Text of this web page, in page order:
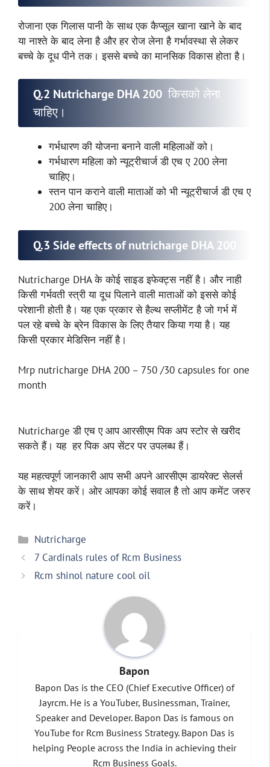
रोजाना एक गिलास पानी के साथ एक कैप्सूल खाना खाने के बाद
या नाश्ते के बाद लेना है और हर रोज लेना है गर्भावस्था से लेकर
बच्चे के दूध पीने तक। इससे बच्चे का मानसिक विकास होता है।
Q.2 Nutricharge DHA 200 किसको लेना
चाहिए।
गर्भधारण की योजना बनाने वाली महिलाओं को।
गर्भधारण महिला को न्यूट्रीचार्ज डी एच ए 200 लेना
चाहिए।
स्तन पान कराने वाली माताओं को भी न्यूट्रीचार्ज डी एच ए
200 लेना चाहिए।
Q.3 Side effects of nutricharge DHA 200
Nutricharge DHA के कोई साइड इफेक्ट्स नहीं है। और नाही
किसी गर्भवती स्त्री या दूध पिलाने वाली माताओं को इससे कोई
परेशानी होती है। यह एक प्रकार से हैल्थ सप्लीमेंट है जो गर्भ में
पल रहे बच्चे के ब्रेन विकास के लिए तैयार किया गया है। यह
किसी प्रकार मेडिसिन नहीं है।
Mrp nutricharge DHA 200 – 750 /30 capsules for one
month
Nutricharge डी एच ए आप आरसीएम पिक अप स्टोर से खरीद
सकते हैं। यह हर पिक अप सेंटर पर उपलब्ध हैं।
यह महत्वपूर्ण जानकारी आप सभी अपने आरसीएम डायरेक्ट सेलर्स
के साथ शेयर करें। ओर आपका कोई सवाल है तो आप कमेंट जरुर
करें।
Categories
Nutricharge
7 Cardinals rules of Rcm Business
Rcm shinol nature cool oil
Bapon
Bapon Das is the CEO (Chief Executive Officer) of
Jayrcm. He is a YouTuber, Businessman, Trainer,
Speaker and Developer. Bapon Das is famous on
YouTube for Rcm Business Strategy. Bapon Das is
helping People across the India in achieving their
Rcm Business Goals.